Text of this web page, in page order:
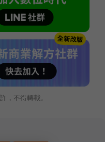
，不得轉載。